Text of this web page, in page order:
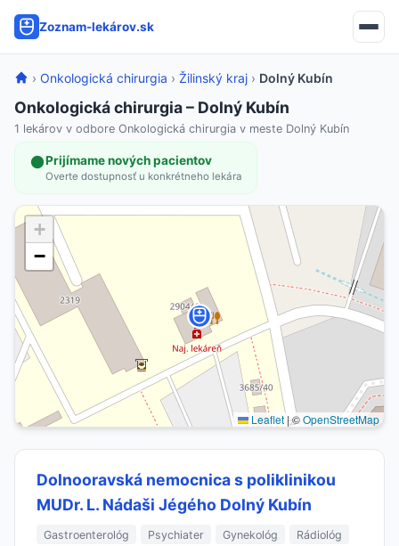
Zoznam-lekárov.sk
› Onkologická chirurgia › Žilinský kraj › Dolný Kubín
Onkologická chirurgia – Dolný Kubín
1 lekárov v odbore Onkologická chirurgia v meste Dolný Kubín
Prijímame nových pacientov
Overte dostupnosť u konkrétneho lekára
+
−
Leaflet |©OpenStreetMap
Dolnooravská nemocnica s poliklinikou
MUDr. L. Nádaši Jégého Dolný Kubín
Gastroenterológ Psychiater Gynekológ
Rádiológ